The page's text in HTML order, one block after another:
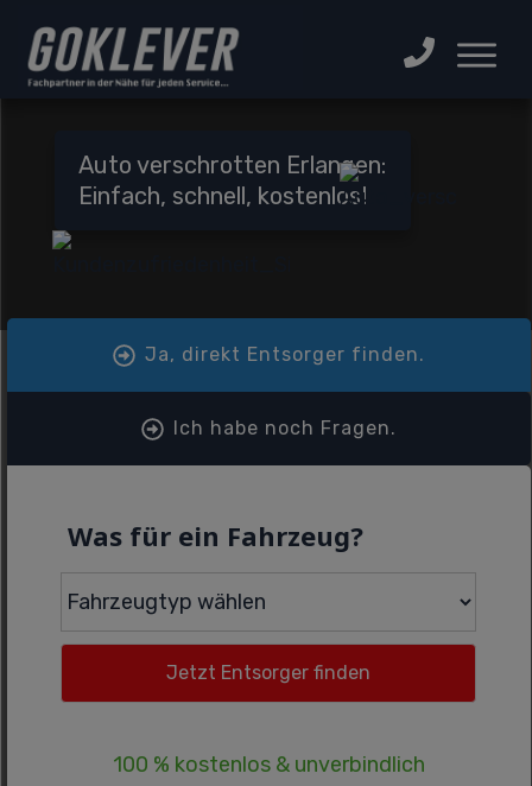
Auto verschrotten Erlangen:
Einfach, schnell, kostenlos!
Ja, direkt Entsorger finden.
Ich habe noch Fragen.
Was für ein Fahrzeug?
100 % kostenlos & unverbindlich